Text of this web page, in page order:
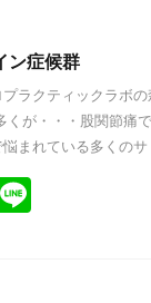
ン症候群
ラクティックラボ
くが・・・股関節痛
まれている多くのサ